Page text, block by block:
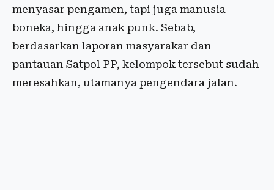
menyasar pengamen, tapi juga manusia
boneka, hingga anak punk. Sebab,
berdasarkan laporan masyarakar dan
pantauan Satpol PP, kelompok tersebut sudah
meresahkan, utamanya pengendara jalan.